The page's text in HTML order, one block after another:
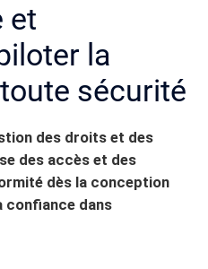
et
la
sécurité
des droits et des
des accès et des
dès la conception
confiance dans